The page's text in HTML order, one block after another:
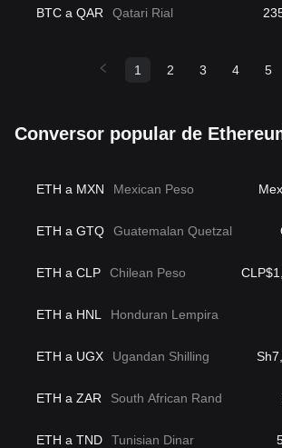
BTC a QAR Qatari Rial
1 2 3 4 5
Conversor popular de
ETH a MXN Mexican Peso
ETH a GTQ Guatemalan Quetzal
ETH a CLP Chilean Peso
ETH a HNL Honduran Lempira
ETH a UGX Ugandan Shilling
ETH a ZAR South African Rand
ETH a TND Tunisian Dinar